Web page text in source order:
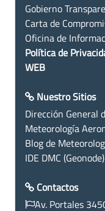
Gobierno
Carta de
Oficina de
Política de
WEB
Nuestro Sitios
Dirección General
Meteorología
Blog de
IDE DMC (Geonode)
Contactos
Av. Portales